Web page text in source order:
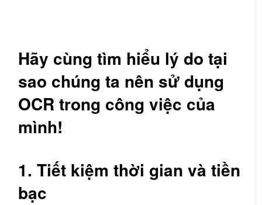
Hãy cùng tìm hiểu lý do tại
sao chúng ta nên sử dụng
OCR trong công việc của
mình!
1. Tiết kiệm thời gian và tiền
bạc